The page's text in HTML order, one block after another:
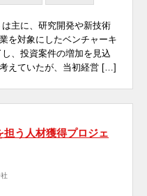
主に、研究開発や新技術
を対象にしたベンチャーキ
、投資案件の増加を見込
えていたが、当初経営 […]
担う人材獲得プロジェ